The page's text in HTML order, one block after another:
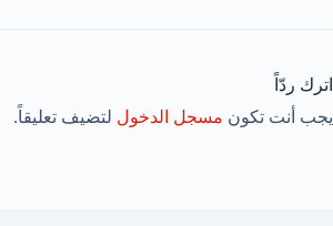
اترك ردّاً
يجب أنت تكون مسجل الدخول لتضيف تعليقاً.